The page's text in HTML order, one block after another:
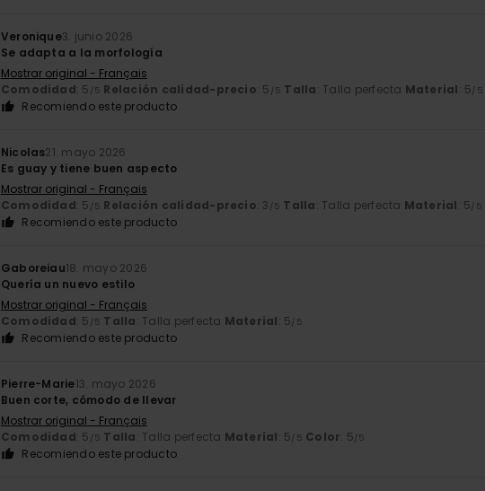
Veronique3. junio 2026
Se adapta a la morfología
Mostrar original - Français
Comodidad: 5 /5 Relación calidad-precio: 5 /5 Talla: Talla perfecta Material: 5/5
Recomiendo este producto
Nicolas21. mayo 2026
Es guay y tiene buen aspecto
Mostrar original - Français
Comodidad: 5 /5 Relación calidad-precio: 3 /5 Talla: Talla perfecta Material: 5/5
Recomiendo este producto
Gaboreiau18. mayo 2026
Quería un nuevo estilo
Mostrar original - Français
Comodidad: 5 /5 Talla: Talla perfecta Material: 5/5
Recomiendo este producto
Pierre-Marie13. mayo 2026
Buen corte, cómodo de llevar
Mostrar original - Français
Comodidad: 5 /5 Talla: Talla perfecta Material: 5/5 Color: 5/5
Recomiendo este producto